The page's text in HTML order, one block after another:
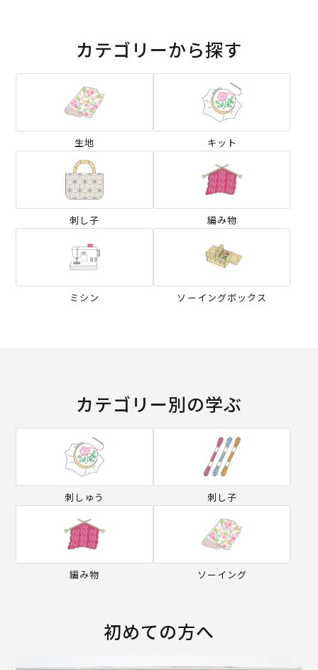
カテゴリーから探す
生地 キット
刺し子 編み物
ミシン ソーイングボックス
カテゴリー別の学ぶ
刺しゅう 刺し子
編み物 ソーイング
初めての方へ